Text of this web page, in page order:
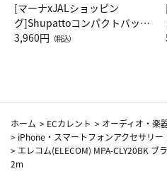
[マーナxJALショッピン
グ]Shupattoコンパクトバッグ
Drop JAL客室乗務員（LC）ス
3,960円 （税込）
ホーム > ECカレント > オーディオ・楽
> iPhone・スマートフォンアクセサリー
> エレコム(ELECOM) MPA-CLY20BK
2m